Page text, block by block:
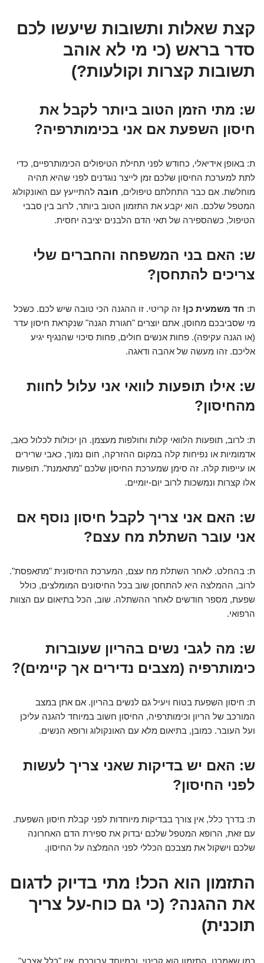
קצת שאלות ותשובות שיעשו לכם
סדר בראש (כי מי לא אוהב
תשובות קצרות וקולעות?)
ש: מתי הזמן הטוב ביותר לקבל את
חיסון השפעת אם אני בכימותרפיה?
ת: באופן אידיאלי, כחודש לפני תחילת הטיפולים הכימותרפיים, כדי
לתת למערכת החיסון שלכם זמן לייצר נוגדנים לפני שהיא תהיה
מוחלשת. אם כבר התחלתם טיפולים, חובה להתייעץ עם האונקולוג
המטפל שלכם. הוא יקבע את התזמון הטוב ביותר, לרוב בין סבבי
הטיפול, כשהספירה של תאי הדם הלבנים יציבה יחסית.
ש: האם בני המשפחה והחברים שלי
צריכים להתחסן?
ת: חד משמעית כן! זה קריטי. זו ההגנה הכי טובה שיש לכם. כשכל
מי שסביבכם מחוסן, אתם יוצרים "חגורת הגנה" שנקראת חיסון עדר
(או הגנה עקיפה). פחות אנשים חולים, פחות סיכוי שהנגיף יגיע
אליכם. זהו מעשה של אהבה ודאגה.
ש: אילו תופעות לוואי אני עלול לחוות
מהחיסון?
ת: לרוב, תופעות הלוואי קלות וחולפות מעצמן. הן יכולות לכלול כאב,
אדמומיות או נפיחות קלה במקום ההזרקה, חום נמוך, כאבי שרירים
או עייפות קלה. זה סימן שמערכת החיסון שלכם "מתאמנת". תופעות
אלו קצרות ונמשכות לרוב יום-יומיים.
ש: האם אני צריך לקבל חיסון נוסף אם
אני עובר השתלת מח עצם?
ת: בהחלט. לאחר השתלת מח עצם, המערכת החיסונית "מתאפסת".
לרוב, ההמלצה היא להתחסן שוב בכל החיסונים המומלצים, כולל
שפעת, מספר חודשים לאחר ההשתלה. שוב, הכל בתיאום עם הצוות
הרפואי.
ש: מה לגבי נשים בהריון שעוברות
כימותרפיה (מצבים נדירים אך קיימים)?
ת: חיסון השפעת בטוח ויעיל גם לנשים בהריון. אם אתן במצב
המורכב של הריון וכימותרפיה, החיסון חשוב במיוחד להגנה עליכן
ועל העובר. כמובן, בתיאום מלא עם האונקולוג ורופא הנשים.
ש: האם יש בדיקות שאני צריך לעשות
לפני החיסון?
ת: בדרך כלל, אין צורך בבדיקות מיוחדות לפני קבלת חיסון השפעת.
עם זאת, הרופא המטפל שלכם יבדוק את ספירת הדם האחרונה
שלכם וישקול את מצבכם הכללי לפני ההמלצה על החיסון.
התזמון הוא הכל! מתי בדיוק לדגום
את ההגנה? (כי גם כוח-על צריך
תוכנית)
כמו שאמרנו, התזמון הוא קריטי, ובמיוחד עבורכם. אין "כלל אצבע"